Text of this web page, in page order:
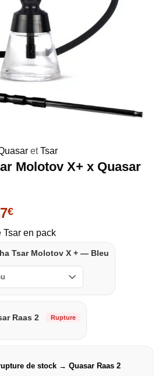
etTsar
Molotov X+ x Quasar
€
en pack
Tsar Molotov X + — Bleu
Raas 2 Rupture
de stock → Quasar Raas 2